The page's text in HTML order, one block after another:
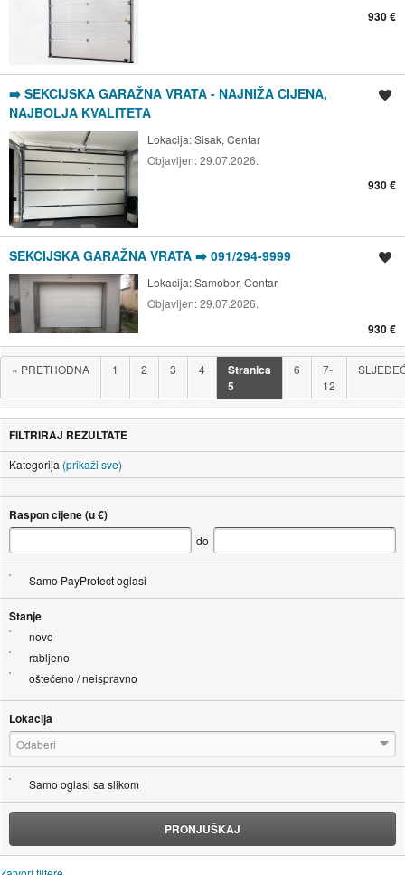
930 €
➡️ SEKCIJSKA GARAŽNA VRATA - NAJNIŽA CIJENA,
NAJBOLJA KVALITETA
Lokacija:Sisak, Centar
Objavljen:29.07.2026.
930 €
SEKCIJSKA GARAŽNA VRATA ➡️ 091/294-9999
Lokacija:Samobor, Centar
Objavljen:29.07.2026.
930 €
« PRETHODNA 1 2 3 4
Stranica
5
6
7-
12
FILTRIRAJ REZULTATE
Kategorija (prikaži sve)
Raspon cijene (u €)
do
Samo PayProtect oglasi
Stanje
novo
rabljeno
oštećeno / neispravno
Lokacija
Odaberi
Samo oglasi sa slikom
PRONJUŠKAJ